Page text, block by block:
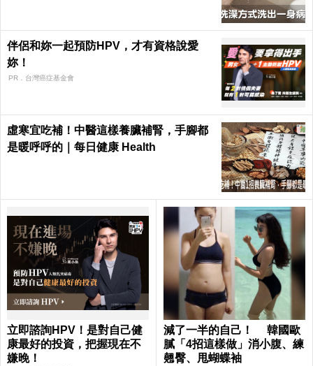
伴侶和妳一起預防HPV，才有資格說愛
妳！
PR．台灣癌症基金會
虛寒宜吃補！中醫這樣養臟補腎，手腳都
是暖呼呼的｜每日健康 Health
立即諮詢HPV！是對自己健
康最好的投資，把握現在不
嫌晚！
減了一半的自己！ 韓國歐
膩「4招這樣做」消小腹、練
翹臀、甩蝴蝶袖